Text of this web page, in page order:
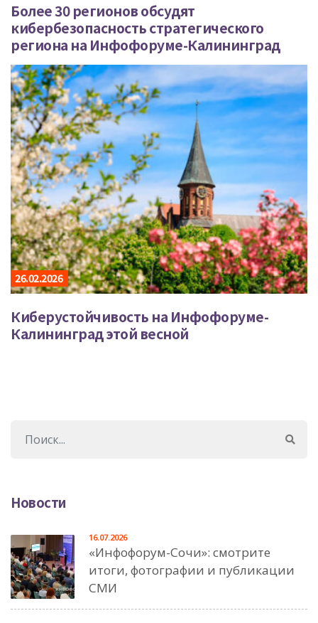
Более 30 регионов обсудят
кибербезопасность стратегического
региона на Инфофоруме-Калининград
26.02.2026
Киберустойчивость на Инфофоруме-
Калининград этой весной
Новости
«Инфофорум-Сочи»: смотрите
итоги, фотографии и публикации
СМИ
16.07.2026